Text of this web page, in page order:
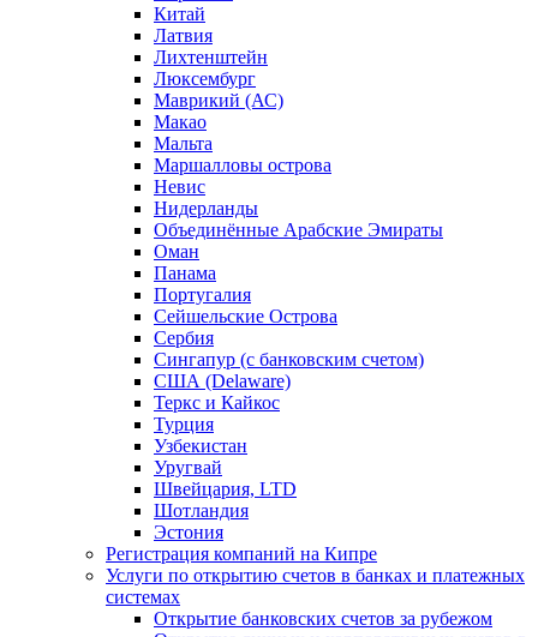
Китай
Латвия
Лихтенштейн
Люксембург
Маврикий (АС)
Макао
Мальта
Маршалловы острова
Нeвис
Нидерланды
Объединённые Арабские Эмираты
Оман
Панама
Португалия
Сейшельские Острова
Сербия
Сингапур (c банковским счетом)
США (Delaware)
Теркс и Кайкос
Турция
Узбекистан
Уругвай
Швейцария, LTD
Шотландия
Эстония
Регистрация компаний на Кипре
Услуги по открытию счетов в банках и платежных
системах
Открытие банковских счетов за рубежом